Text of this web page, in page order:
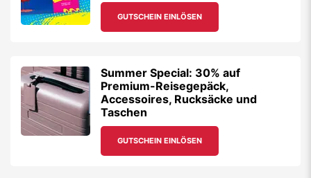
GUTSCHEIN EINLÖSEN
Summer Special: 30% auf
Premium-Reisegepäck,
Accessoires, Rucksäcke und
Taschen
GUTSCHEIN EINLÖSEN